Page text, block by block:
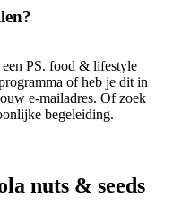
PS. food & lifestyle
of heb je dit in
e-mailadres. Of zoek
begeleiding.
nuts & seeds